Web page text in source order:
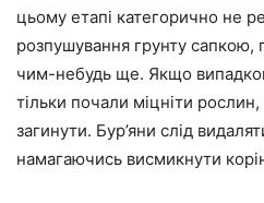
цьому етапі категорично не
розпушування грунту сапкою,
чим-небудь ще. Якщо
тільки почали міцніти
загинути. Бур’яни слід
намагаючись висмикнути